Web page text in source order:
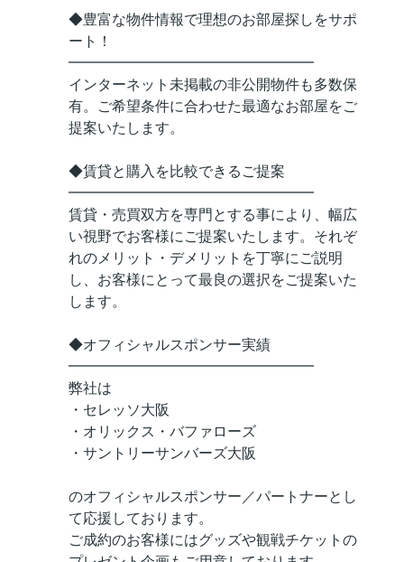
◆豊富な物件情報で理想のお部屋探しをサポ
ート！
━━━━━━━━━━━━━━━━━
インターネット未掲載の非公開物件も多数保
有。ご希望条件に合わせた最適なお部屋をご
提案いたします。
◆賃貸と購入を比較できるご提案
━━━━━━━━━━━━━━━━━
賃貸・売買双方を専門とする事により、幅広
い視野でお客様にご提案いたします。それぞ
れのメリット・デメリットを丁寧にご説明
し、お客様にとって最良の選択をご提案いた
します。
◆オフィシャルスポンサー実績
━━━━━━━━━━━━━━━━━
弊社は
・セレッソ大阪
・オリックス・バファローズ
・サントリーサンバーズ大阪
のオフィシャルスポンサー／パートナーとし
て応援しております。
ご成約のお客様にはグッズや観戦チケットの